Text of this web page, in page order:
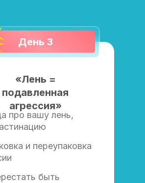
«Лень =
подавленная
агрессия»
про вашу лень,
и переупаковка
быть
День 3